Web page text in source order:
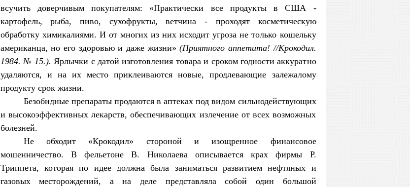
всучить доверчивым покупателям: «Практически все продукты в США -
картофель, рыба, пиво, сухофрукты, ветчина - проходят косметическую
обработку химикалиями. И от многих из них исходит угроза не только кошельку
американца, но его здоровью и даже жизни»(Приятного аппетита! //Крокодил.
1984. № 15.). Ярлычки с датой изготовления товара и сроком годности аккуратно
удаляются, и на их место приклеиваются новые, продлевающие залежалому
продукту срок жизни.
Безобидные препараты продаются в аптеках под видом сильнодействующих
и высокоэффективных лекарств, обеспечивающих излечение от всех возможных
болезней.
Не обходит «Крокодил» стороной и изощренное финансовое
мошенничество. В фельетоне В. Николаева описывается крах фирмы Р.
Триппета, которая по идее должна была заниматься развитием нефтяных и
газовых месторождений, а на деле представляла собой один большой